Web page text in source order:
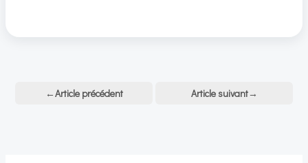
←Article précédent Article suivant→